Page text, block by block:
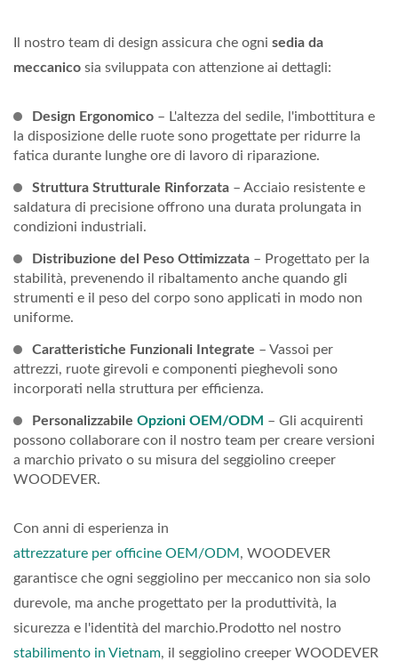
Il nostro team di design assicura che ogni sedia da
meccanico sia sviluppata con attenzione ai dettagli:
Design Ergonomico – L'altezza del sedile, l'imbottitura e
la disposizione delle ruote sono progettate per ridurre la
fatica durante lunghe ore di lavoro di riparazione.
Struttura Strutturale Rinforzata – Acciaio resistente e
saldatura di precisione offrono una durata prolungata in
condizioni industriali.
Distribuzione del Peso Ottimizzata – Progettato per la
stabilità, prevenendo il ribaltamento anche quando gli
strumenti e il peso del corpo sono applicati in modo non
uniforme.
Caratteristiche Funzionali Integrate – Vassoi per
attrezzi, ruote girevoli e componenti pieghevoli sono
incorporati nella struttura per efficienza.
Personalizzabile Opzioni OEM/ODM – Gli acquirenti
possono collaborare con il nostro team per creare versioni
a marchio privato o su misura del seggiolino creeper
WOODEVER.
Con anni di esperienza in
attrezzature per officine OEM/ODM , WOODEVER
garantisce che ogni seggiolino per meccanico non sia solo
durevole, ma anche progettato per la produttività, la
sicurezza e l'identità del marchio.Prodotto nel nostro
stabilimento in Vietnam, il seggiolino creeper WOODEVER